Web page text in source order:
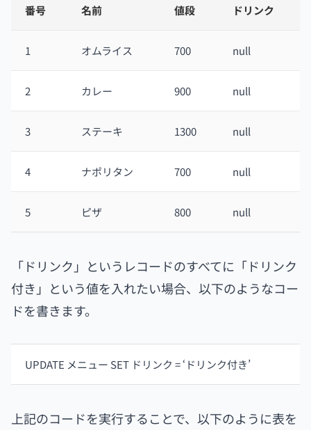
番号 名前 値段 ドリンク
1 オムライス 700 null
2 カレー 900 null
3 ステーキ 1300 null
4 ナポリタン 700 null
5 ピザ 800 null
「ドリンク」というレコードのすべてに「ドリンク
付き」という値を入れたい場合、以下のようなコー
ドを書きます。
UPDATE メニュー SET ドリンク = ‘ドリンク付き’
上記のコードを実行することで、以下のように表を